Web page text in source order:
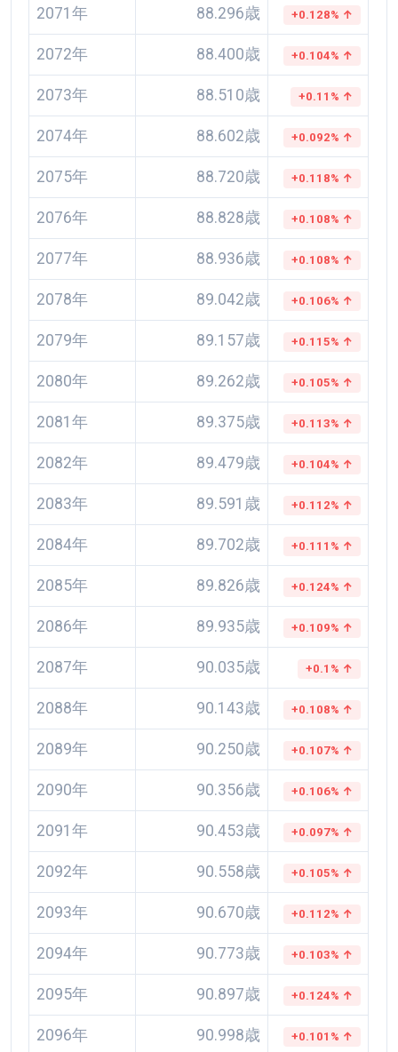
2071年 88.296歳 +0.128% ↑
2072年 88.400歳 +0.104% ↑
2073年 88.510歳 +0.11% ↑
2074年 88.602歳 +0.092% ↑
2075年 88.720歳 +0.118% ↑
2076年 88.828歳 +0.108% ↑
2077年 88.936歳 +0.108% ↑
2078年 89.042歳 +0.106% ↑
2079年 89.157歳 +0.115% ↑
2080年 89.262歳 +0.105% ↑
2081年 89.375歳 +0.113% ↑
2082年 89.479歳 +0.104% ↑
2083年 89.591歳 +0.112% ↑
2084年 89.702歳 +0.111% ↑
2085年 89.826歳 +0.124% ↑
2086年 89.935歳 +0.109% ↑
2087年 90.035歳 +0.1% ↑
2088年 90.143歳 +0.108% ↑
2089年 90.250歳 +0.107% ↑
2090年 90.356歳 +0.106% ↑
2091年 90.453歳 +0.097% ↑
2092年 90.558歳 +0.105% ↑
2093年 90.670歳 +0.112% ↑
2094年 90.773歳 +0.103% ↑
2095年 90.897歳 +0.124% ↑
2096年 90.998歳 +0.101% ↑